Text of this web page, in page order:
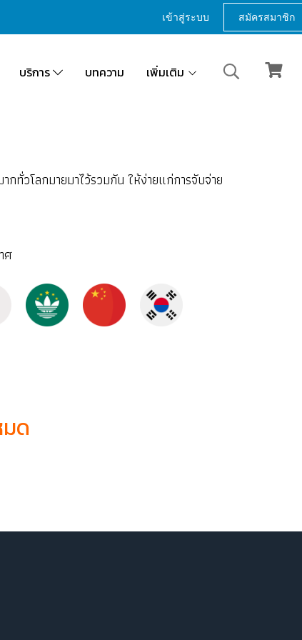
เข้าสู่ระบบ สมัครสมาชิก
บริการ บทความ เพิ่มเติม
กทั่วโลกมายมาไว้รวมกัน ให้ง่ายแก่การจับจ่าย
ศ
ด